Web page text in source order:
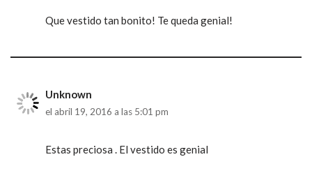
Que vestido tan bonito! Te queda genial!
Unknown
el abril 19, 2016 a las 5:01 pm
Estas preciosa . El vestido es genial